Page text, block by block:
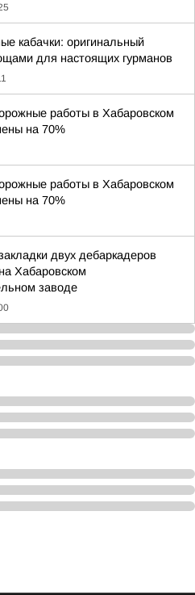
кабачки: оригинальный
для настоящих гурманов
работы в Хабаровском
на 70%
работы в Хабаровском
на 70%
двух дебаркадеров
Хабаровском
заводе